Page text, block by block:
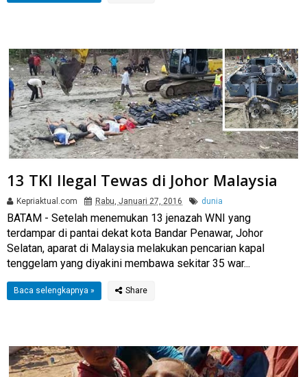
13 TKI Ilegal Tewas di Johor Malaysia
Kepriaktual.com Rabu, Januari 27, 2016 dunia
BATAM - Setelah menemukan 13 jenazah WNI yang
terdampar di pantai dekat kota Bandar Penawar, Johor
Selatan, aparat di Malaysia melakukan pencarian kapal
tenggelam yang diyakini membawa sekitar 35 war...
Baca selengkapnya »